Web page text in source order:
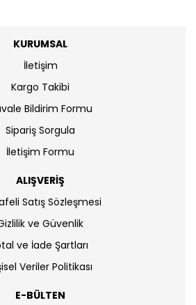
KURUMSAL
İletişim
Kargo Takibi
Bildirim Formu
Sipariş Sorgula
İletişim Formu
ALIŞVERİŞ
Satış Sözleşmesi
ve Güvenlik
ve İade Şartları
Veriler Politikası
E-BÜLTEN